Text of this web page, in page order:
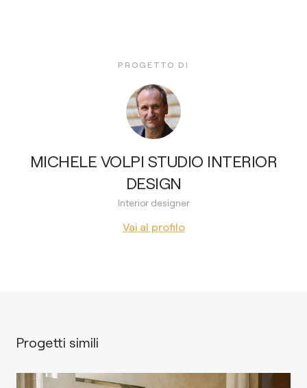
PROGETTO DI
MICHELE VOLPI STUDIO INTERIOR
DESIGN
Interior designer
Vai al profilo
Progetti simili